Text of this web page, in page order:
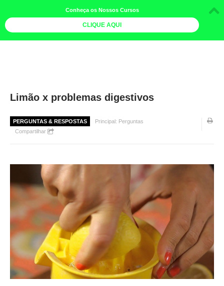
MAIS
BOLETINS
GALERIA DE FOTOS
PÓS-OFICINAS
COLABORADORES
TV DE BEM COM A NATUREZA
FALE CONOSCO
ASSINE O SITE
Limão x problemas digestivos
PERGUNTAS & RESPOSTAS
Principal: Perguntas
Compartilhar
Conheça os Nossos Cursos
CLIQUE AQUI